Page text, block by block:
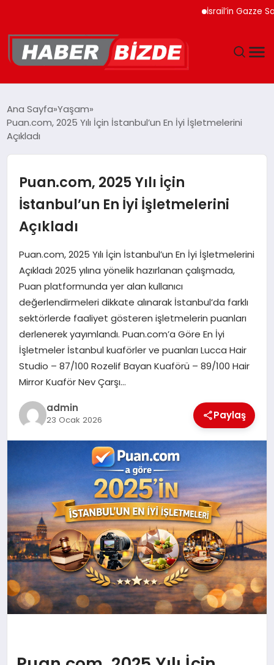
İsrail’in Gazze
YAŞAM
EĞITIM
MAGAZIN
SPOR
TEKNOLOJI
Ana Sayfa Yaşam
Puan.com, 2025 Yılı İçin İstanbul’un En İyi İşletmelerini
Açıkladı
Puan.com, 2025 Yılı İçin
İstanbul’un En İyi İşletmelerini
Açıkladı
Puan.com, 2025 Yılı İçin İstanbul’un En İyi İşletmelerini
Açıkladı 2025 yılına yönelik hazırlanan çalışmada,
Puan platformunda yer alan kullanıcı
değerlendirmeleri dikkate alınarak İstanbul’da farklı
sektörlerde faaliyet gösteren işletmelerin puanları
derlenerek yayımlandı. Puan.com’a Göre En İyi
İşletmeler İstanbul kuaförler ve puanları Lucca Hair
Studio – 87/100 Rozelif Bayan Kuaförü – 89/100 Hair
Mirror Kuaför Nev Çarşı…
admin
23 Ocak 2026 Paylaş